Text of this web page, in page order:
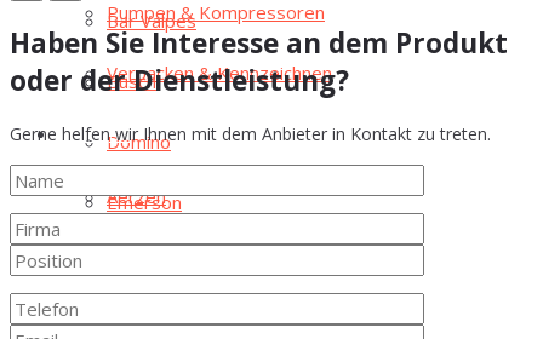
Bar Val­pes
Busch
Domi­no
Emer­son
Mett­ler Toledo
Pum­pen & Kompressoren
Ver­pa­cken & Kennzeichnen
High­lights
Aer­zen
Bar Val­pes
Haben Sie Interesse an dem Produkt
oder der Dienstleistung?
Gerne helfen wir Ihnen mit dem Anbieter in Kontakt zu treten.